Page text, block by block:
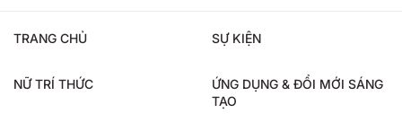
TRANG CHỦ SỰ KIỆN
NỮ TRÍ THỨC
ỨNG DỤNG & ĐỔI MỚI SÁNG
TẠO